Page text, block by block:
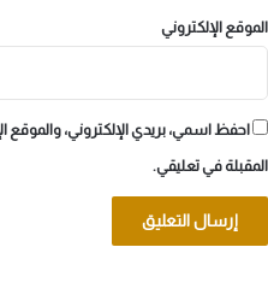
الموقع الإلكتروني
احفظ اسمي، بريدي الإلكتروني، والموقع
المقبلة في تعليقي.